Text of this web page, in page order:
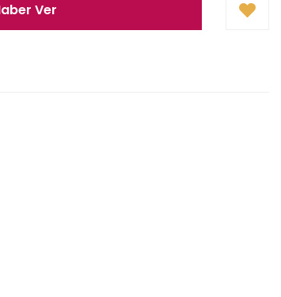
Ver